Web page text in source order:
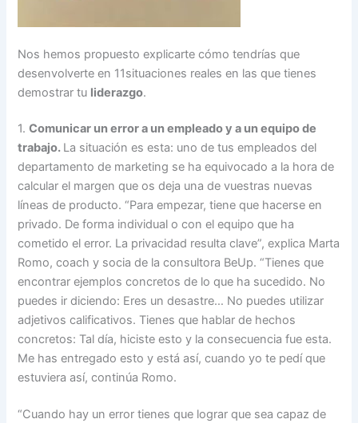
Nos hemos propuesto explicarte cómo tendrías que
desenvolverte en 11situaciones reales en las que tienes
demostrar tu liderazgo.
1.Comunicar un error a un empleado y a un equipo de
trabajo. La situación es esta: uno de tus empleados del
departamento de marketing se ha equivocado a la hora de
calcular el margen que os deja una de vuestras nuevas
líneas de producto. “Para empezar, tiene que hacerse en
privado. De forma individual o con el equipo que ha
cometido el error. La privacidad resulta clave”, explica Marta
Romo, coach y socia de la consultora BeUp. “Tienes que
encontrar ejemplos concretos de lo que ha sucedido. No
puedes ir diciendo: Eres un desastre… No puedes utilizar
adjetivos calificativos. Tienes que hablar de hechos
concretos: Tal día, hiciste esto y la consecuencia fue esta.
Me has entregado esto y está así, cuando yo te pedí que
estuviera así, continúa Romo.
“Cuando hay un error tienes que lograr que sea capaz de